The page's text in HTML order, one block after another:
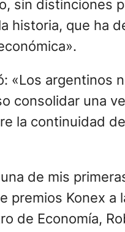
sin distinciones
que ha
«Los argentinos
consolidar una
la continuidad
de mis
premios Konex
de Economía,